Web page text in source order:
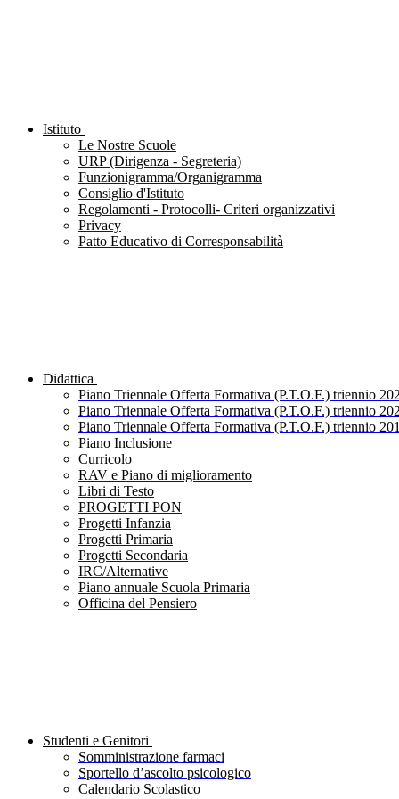
Istituto
Le Nostre Scuole
URP (Dirigenza - Segreteria)
Funzionigramma/Organigramma
Consiglio d'Istituto
Regolamenti - Protocolli- Criteri organizzativi
Privacy
Patto Educativo di Corresponsabilità
Didattica
Piano Triennale Offerta Formativa (P.T.O.F.) triennio
Piano Triennale Offerta Formativa (P.T.O.F.) triennio
Piano Triennale Offerta Formativa (P.T.O.F.) triennio
Piano Inclusione
Curricolo
RAV e Piano di miglioramento
Libri di Testo
PROGETTI PON
Progetti Infanzia
Progetti Primaria
Progetti Secondaria
IRC/Alternative
Piano annuale Scuola Primaria
Officina del Pensiero
Studenti e Genitori
Somministrazione farmaci
Sportello d’ascolto psicologico
Calendario Scolastico